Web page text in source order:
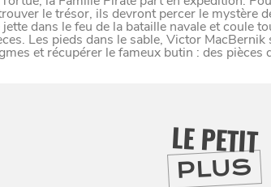
DANS
le trésor, ils devront percer le mystère
dans le feu de la bataille navale et coule
Les pieds dans le sable, Victor
et récupérer le fameux butin : des pièces
LE PETIT
PLUS